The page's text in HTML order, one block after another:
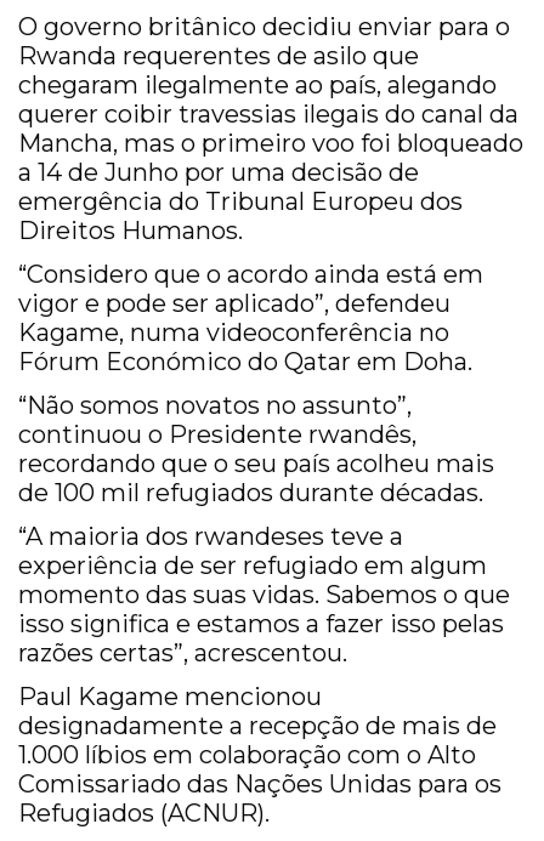
O governo britânico decidiu enviar para o
Rwanda requerentes de asilo que
chegaram ilegalmente ao país, alegando
querer coibir travessias ilegais do canal da
Mancha, mas o primeiro voo foi bloqueado
a 14 de Junho por uma decisão de
emergência do Tribunal Europeu dos
Direitos Humanos.
“Considero que o acordo ainda está em
vigor e pode ser aplicado”, defendeu
Kagame, numa videoconferência no
Fórum Económico do Qatar em Doha.
“Não somos novatos no assunto”,
continuou o Presidente rwandês,
recordando que o seu país acolheu mais
de 100 mil refugiados durante décadas.
“A maioria dos rwandeses teve a
experiência de ser refugiado em algum
momento das suas vidas. Sabemos o que
isso significa e estamos a fazer isso pelas
razões certas”, acrescentou.
Paul Kagame mencionou
designadamente a recepção de mais de
1.000 líbios em colaboração com o Alto
Comissariado das Nações Unidas para os
Refugiados (ACNUR).